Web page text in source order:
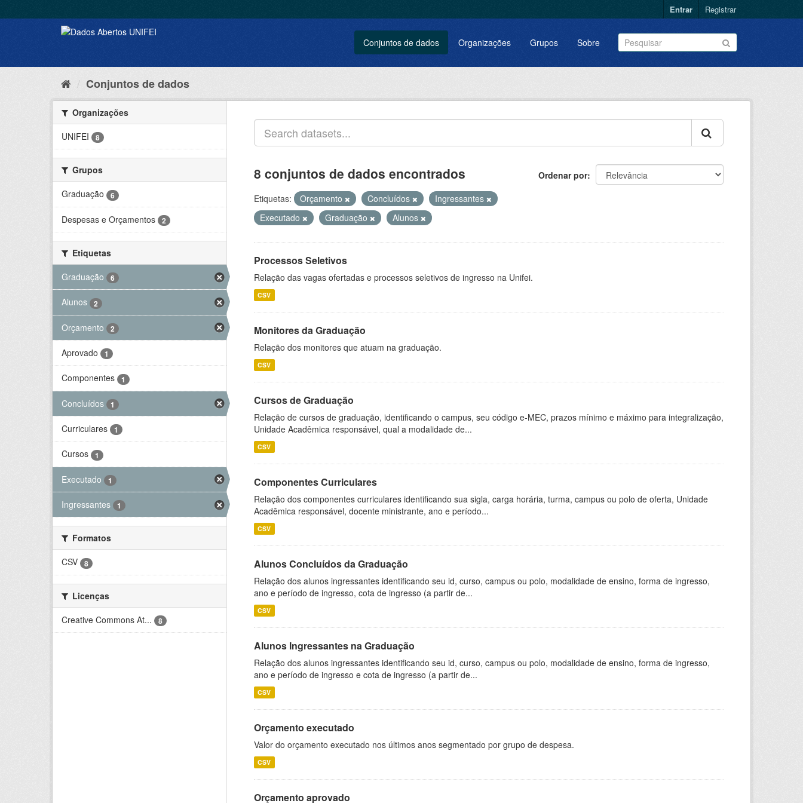
Entrar Registrar
Conjuntos de dados Organizações Grupos Sobre
Conjuntos de dados
Organizações
UNIFEI
8
Grupos
Graduação
6
Despesas e Orçamentos 2
Etiquetas
Graduação
6
Alunos 2
Orçamento 2
Aprovado 1
Componentes 1
Concluídos 1
Curriculares 1
Cursos 1
Executado 1
Ingressantes 1
Formatos
CSV
8
Licenças
Creative Commons At...
8
Ordenar por
8 conjuntos de dados encontrados
Etiquetas: Orçamento Concluídos
Ingressantes
Executado
Graduação Alunos
Processos Seletivos
Relação das vagas ofertadas e processos seletivos de ingresso na Unifei.
CSV
Monitores da Graduação
Relação dos monitores que atuam na graduação.
CSV
Cursos de Graduação
Relação de cursos de graduação, identificando o campus, seu código e-MEC, prazos mínimo e máximo para integralização,
Unidade Acadêmica responsável, qual a modalidade de...
CSV
Componentes Curriculares
Relação dos componentes curriculares identificando sua sigla, carga horária, turma, campus ou polo de oferta, Unidade
Acadêmica responsável, docente ministrante, ano e período...
CSV
Alunos Concluídos da Graduação
Relação dos alunos ingressantes identificando seu id, curso, campus ou polo, modalidade de ensino, forma de ingresso,
ano e período de ingresso, cota de ingresso (a partir de...
CSV
Alunos Ingressantes na Graduação
Relação dos alunos ingressantes identificando seu id, curso, campus ou polo, modalidade de ensino, forma de ingresso,
ano e período de ingresso e cota de ingresso (a partir de...
CSV
Orçamento executado
Valor do orçamento executado nos últimos anos segmentado por grupo de despesa.
CSV
Orçamento aprovado